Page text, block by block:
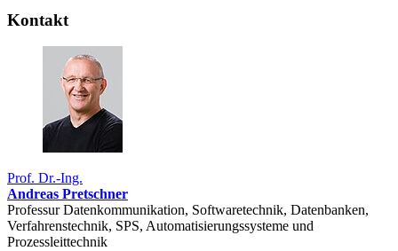
Kontakt
Prof. Dr.-Ing.
Andreas Pretschner
Professur Datenkommunikation, Softwaretechnik, Datenbanken,
Verfahrenstechnik, SPS, Automatisierungssysteme und
Prozessleittechnik